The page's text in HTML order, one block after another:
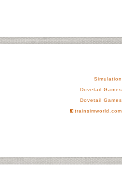
Simulation
Dovetail Games
Dovetail Games
trainsimworld.com